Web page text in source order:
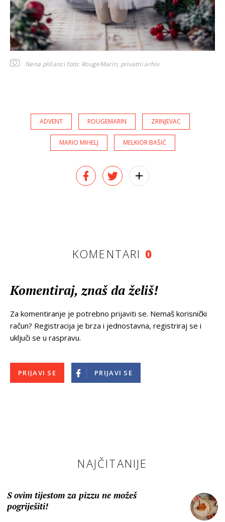
Nena plišancifoto: RougeMarin, privatni arhiv
ADVENT ROUGEMARIN ZRINJEVAC
MARIO MIHELJ MELKIOR BAŠIĆ
KOMENTARI 0
Komentiraj, znaš da želiš!
Za komentiranje je potrebno prijaviti se. Nemaš korisnički
račun? Registracija je brza i jednostavna, registriraj se i
uključi se u raspravu.
PRIJAVI SE PRIJAVI SE
NAJČITANIJE
S ovim tijestom za pizzu ne možeš
pogriješiti!